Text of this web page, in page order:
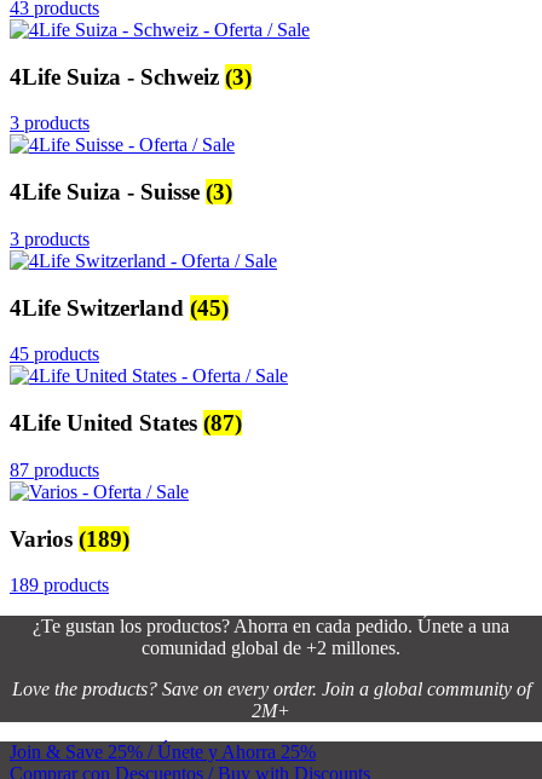
43 products
4Life Suiza - Schweiz (3)
3 products
4Life Suiza - Suisse (3)
3 products
4Life Switzerland (45)
45 products
4Life United States (87)
87 products
Varios (189)
189 products
¿Te gustan los productos? Ahorra en cada pedido. Únete a una
comunidad global de +2 millones.
Love the products? Save on every order. Join a global community of
2M+
Join & Save 25% / Únete y Ahorra 25%
Comprar con Descuentos / Buy with Discounts